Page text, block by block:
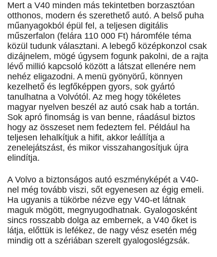
Mert a V40 minden más tekintetben borzasztóan
otthonos, modern és szerethető autó. A belső puha
műanyagokból épül fel, a teljesen digitális
műszerfalon (felára 110 000 Ft) háromféle téma
közül tudunk választani. A lebegő középkonzol csak
dizájnelem, mögé úgysem fogunk pakolni, de a rajta
lévő millió kapcsoló között a látszat ellenére nem
nehéz eligazodni. A menü gyönyörű, könnyen
kezelhető és legfőképpen gyors, sok gyártó
tanulhatna a Volvótól. Az meg hogy tökéletes
magyar nyelven beszél az autó csak hab a tortán.
Sok apró finomság is van benne, ráadásul biztos
hogy az összeset nem fedeztem fel. Például ha
teljesen lehalkítjuk a hifit, akkor leállítja a
zenelejátszást, és mikor visszahangosítjuk újra
elindítja.
A Volvo a biztonságos autó eszményképét a V40-
nel még tovább viszi, sőt egyenesen az égig emeli.
Ha ugyanis a tükörbe nézve egy V40-et látnak
maguk mögött, megnyugodhatnak. Gyalogosként
sincs rosszabb dolga az embernek, a V40 őket is
látja, előttük is lefékez, de nagy vész esetén még
mindig ott a szériában szerelt gyalogoslégzsák.